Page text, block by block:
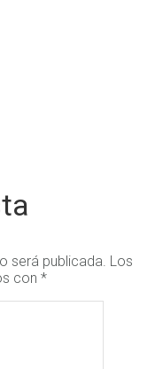
será publicada. Los
con *